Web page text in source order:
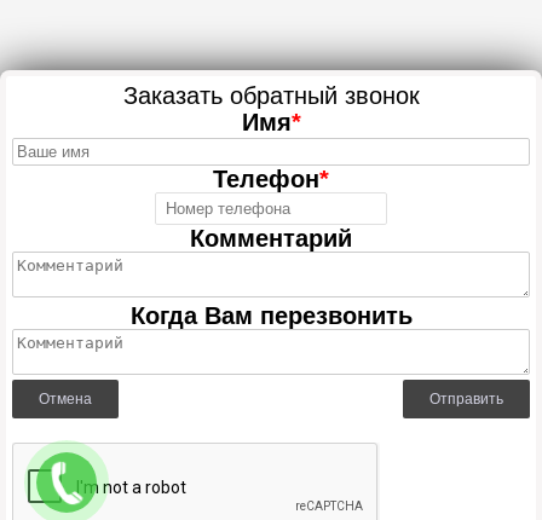
Заказать обратный звонок
Имя*
Телефон*
Комментарий
Когда Вам перезвонить
Отмена Отправить